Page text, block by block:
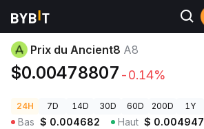
Prix des cryptos
Prix du Ancient8 A8
$0.00478807 -0.14%
24H 7D 14D 30D 60D 200D 1Y
Bas $ 0.004682 Haut $ 0.004947